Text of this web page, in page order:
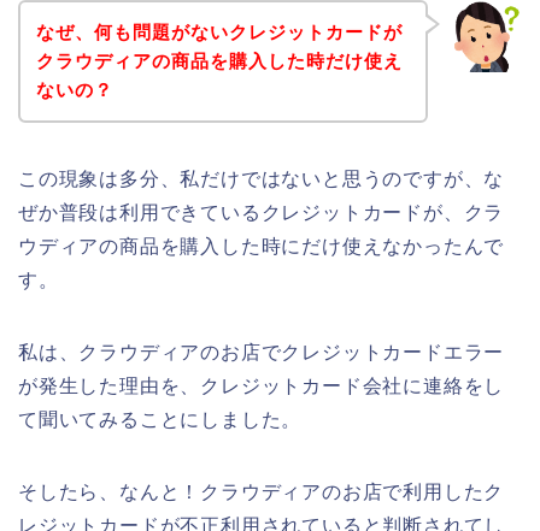
なぜ、何も問題がないクレジットカードが
クラウディアの商品を購入した時だけ使え
ないの？
この現象は多分、私だけではないと思うのですが、な
ぜか普段は利用できているクレジットカードが、クラ
ウディアの商品を購入した時にだけ使えなかったんで
す。
私は、クラウディアのお店でクレジットカードエラー
が発生した理由を、クレジットカード会社に連絡をし
て聞いてみることにしました。
そしたら、なんと！クラウディアのお店で利用したク
レジットカードが不正利用されていると判断されてし